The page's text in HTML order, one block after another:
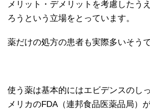
メリット・デメリットを考慮したう
ろうという立場をとっています。
薬だけの処方の患者も実際多いそうで
使う薬は基本的にはエビデンスのし
メリカのFDA（連邦食品医薬品局）